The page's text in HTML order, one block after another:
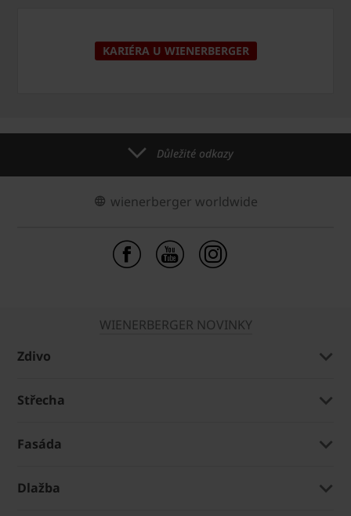
KARIÉRA U WIENERBERGER
Důležité odkazy
wienerberger worldwide
WIENERBERGER NOVINKY
Zdivo
Střecha
Fasáda
Dlažba